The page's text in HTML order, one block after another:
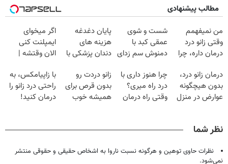
مطالب پیشنهادی
من نمیفهمم
وقتی زانو درد
درمان داره، چرا
تحمل میکنی؟❗
شست و شوی
عمقی کبد با
دمنوش سم زدای
پایان دغدغه
هزینه های
دندان پزشکی با
خانگی
اگر میخوای
ایمپلنت کنی
الان وقتشه |
میلیون تومان!!!
درمان زانو درد،
بدون هیچگونه
عوارض در منزل
چرا هنوز داری با
درد راه میری؟
وقتی راه درمان
زانو دردت رو
بدون قرص برای
همیشه خوب
با زاپیامکس، به
راحتی درد زانو را
درمان کنید!
نظر شما
نظرات حاوی توهین و هرگونه نسبت ناروا به اشخاص حقیقی و حقوقی منتشر
نمی‌شود.